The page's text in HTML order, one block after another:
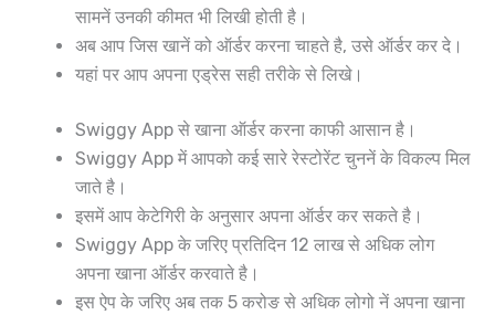
सामनें उनकी कीमत भी लिखी होती है।
अब आप जिस खानें को ऑर्डर करना चाहते है, उसे ऑर्डर कर दे।
यहां पर आप अपना एड्रेस सही तरीके से लिखे।
Swiggy App से खाना ऑर्डर करना काफी आसान है।
Swiggy App में आपको कई सारे रेस्टोरेंट चुननें के विकल्प मिल
जाते है।
इसमें आप केटेगिरी के अनुसार अपना ऑर्डर कर सकते है।
Swiggy App के जरिए प्रतिदिन 12 लाख से अधिक लोग
अपना खाना ऑर्डर करवाते है।
इस ऐप के जरिए अब तक 5 करोङ से अधिक लोगो नें अपना खाना